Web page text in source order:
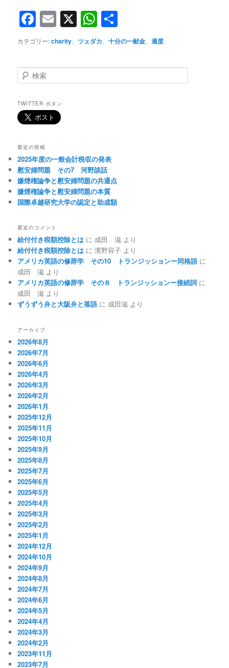
Facebook
Email
X WhatsApp
有
カテゴリー:charity 、ツェダカ 、十分の一献金 、適度
検
索
TWITTER ボタン
最近の投稿
2025年度の一般会計税収の発表
慰安婦問題 その7 河野談話
嫌煙権論争と慰安婦問題の共通点
嫌煙権論争と慰安婦問題の本質
国際卓越研究大学の認定と助成額
最近のコメント
給付付き税額控除とは に 成田 滋 より
給付付き税額控除とは に濱野容子 より
アメリカ英語の修辞学 その10 トランジッションー同格語に
成田 滋 より
アメリカ英語の修辞学 その８ トランジッションー接続詞 に
成田 滋 より
ずうずう弁と大阪弁と落語に 成田滋 より
アーカイブ
2026年8月
2026年7月
2026年6月
2026年4月
2026年3月
2026年2月
2026年1月
2025年12月
2025年11月
2025年10月
2025年9月
2025年8月
2025年7月
2025年6月
2025年5月
2025年4月
2025年3月
2025年2月
2025年1月
2024年12月
2024年10月
2024年9月
2024年8月
2024年7月
2024年6月
2024年5月
2024年4月
2024年3月
2024年2月
2023年11月
2023年7月